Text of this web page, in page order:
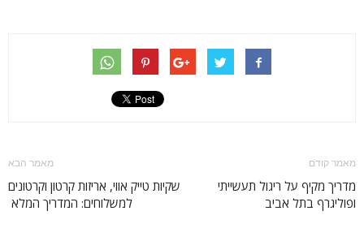
מאמר קודם
מדריך מקיף על ריגול תעשייתי
ופוליגרף בתל אביב
מאמר הבא
שקיות טייק אווי, אריזות קרטון וקרטונים
למשלוחים: המדריך המלא